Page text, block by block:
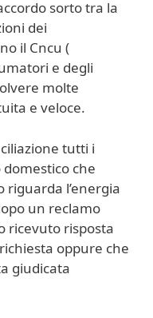
sorto tra la
dei
il Cncu (
e degli
molte
e veloce.
tutti i
che
l’energia
un reclamo
ricevuto risposta
oppure che
giudicata